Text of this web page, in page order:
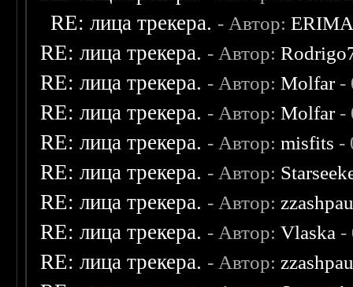
RE: лица трекера. - Автор:
RE: лица трекера. - Автор:
RE: лица трекера. - Автор:Molfar-
RE: лица трекера. - Автор:Molfar-
RE: лица трекера. - Автор:misfits -
RE: лица трекера. - Автор:
RE: лица трекера. - Автор:
RE: лица трекера. - Автор:Vlaska -
RE: лица трекера. - Автор: